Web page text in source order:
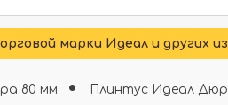
марки Идеал и других
80 мм
Плинтус Идеал